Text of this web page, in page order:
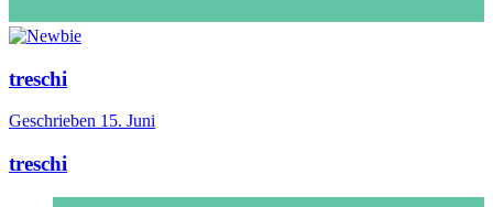
treschi
Geschrieben 15. Juni
treschi